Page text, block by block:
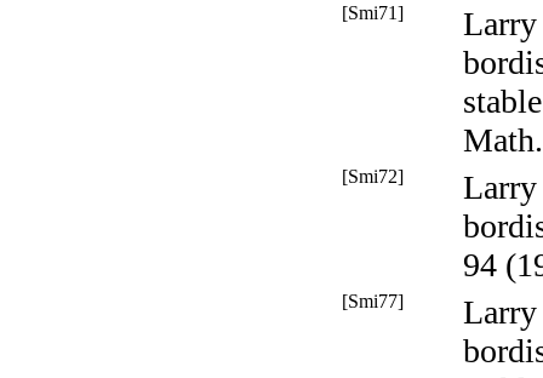
[Smi71]
Larry
Math.
[Smi72]
Larry
94
[Smi77]
Larry